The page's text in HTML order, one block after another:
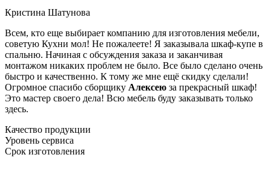
Кристина Шатунова
Всем, кто еще выбирает компанию для изготовления мебели,
советую Кухни мол! Не пожалеете! Я заказывала шкаф-купе в
спальню. Начиная с обсуждения заказа и заканчивая
монтажом никаких проблем не было. Все было сделано очень
быстро и качественно. К тому же мне ещё скидку сделали!
Огромное спасибо сборщику Алексею за прекрасный шкаф!
Это мастер своего дела! Всю мебель буду заказывать только
здесь.
Качество продукции
Уровень сервиса
Срок изготовления